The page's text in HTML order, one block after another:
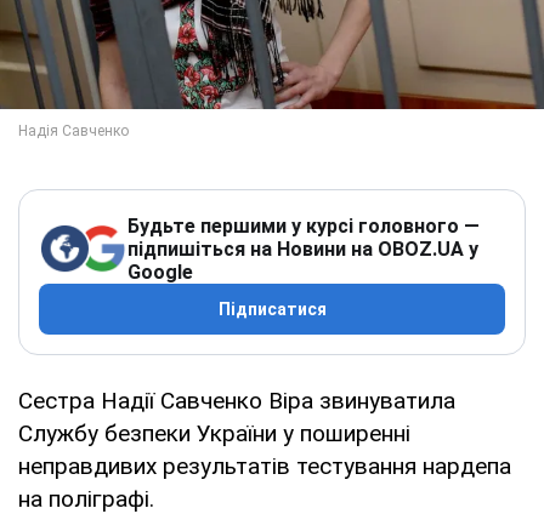
Будьте першими у курсі головного —
підпишіться на Новини на OBOZ.UA у
Google
Підписатися
Сестра Надії Савченко Віра звинуватила
Службу безпеки України у поширенні
неправдивих результатів тестування нардепа
на поліграфі.